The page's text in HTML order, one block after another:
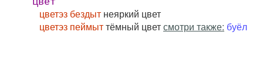
цветэз бездыт неяркий цвет
цветэз пеймыттёмный цветсмотри также: буёл